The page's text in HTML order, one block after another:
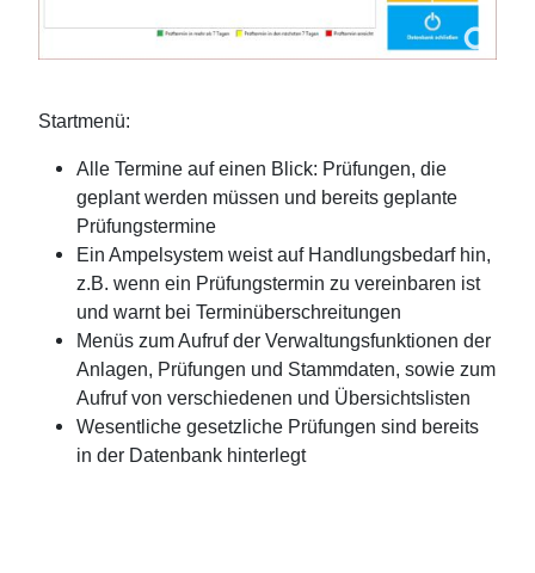
Startmenü:
Alle Termine auf einen Blick: Prüfungen, die
geplant werden müssen und bereits geplante
Prüfungstermine
Ein Ampelsystem weist auf Handlungsbedarf hin,
z.B. wenn ein Prüfungstermin zu vereinbaren ist
und warnt bei Terminüberschreitungen
Menüs zum Aufruf der Verwaltungsfunktionen der
Anlagen, Prüfungen und Stammdaten, sowie zum
Aufruf von verschiedenen und Übersichtslisten
Wesentliche gesetzliche Prüfungen sind bereits
in der Datenbank hinterlegt